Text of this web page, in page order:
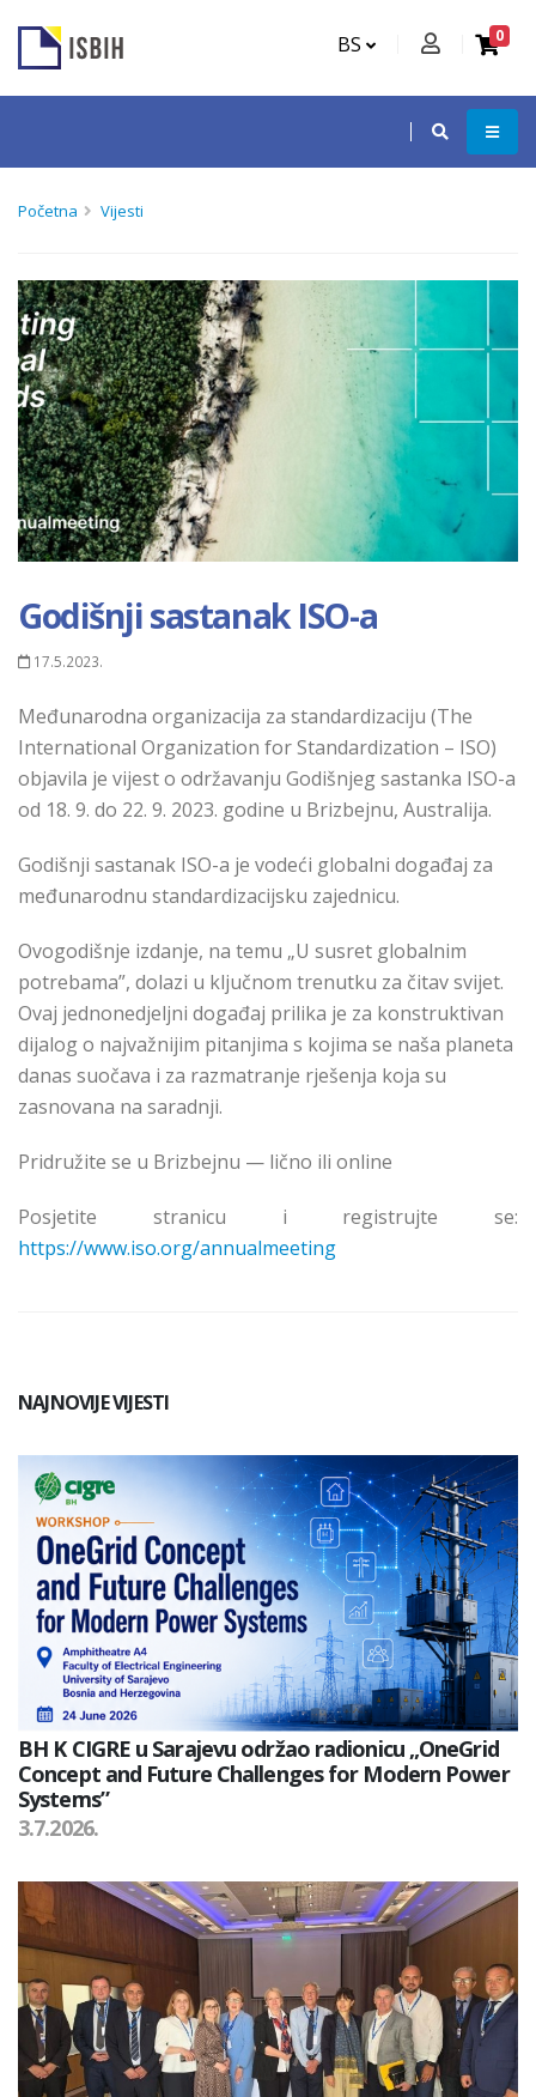
BS 0
Početna Vijesti
Godišnji sastanak ISO-a
17.5.2023.
Međunarodna organizacija za standardizaciju (The
International Organization for Standardization – ISO)
objavila je vijest o održavanju Godišnjeg sastanka ISO-a
od 18. 9. do 22. 9. 2023. godine u Brizbejnu, Australija.
Godišnji sastanak ISO-a je vodeći globalni događaj za
međunarodnu standardizacijsku zajednicu.
Ovogodišnje izdanje, na temu „U susret globalnim
potrebama”, dolazi u ključnom trenutku za čitav svijet.
Ovaj jednonedjeljni događaj prilika je za konstruktivan
dijalog o najvažnijim pitanjima s kojima se naša planeta
danas suočava i za razmatranje rješenja koja su
zasnovana na saradnji.
Pridružite se u Brizbejnu — lično ili online
Posjetite stranicu i registrujte se:
https://www.iso.org/annualmeeting
NAJNOVIJE VIJESTI
BH K CIGRE u Sarajevu održao radionicu „OneGrid
Concept and Future Challenges for Modern Power
Systems”
3.7.2026.